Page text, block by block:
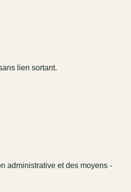
lien sortant.
administrative et des moyens -